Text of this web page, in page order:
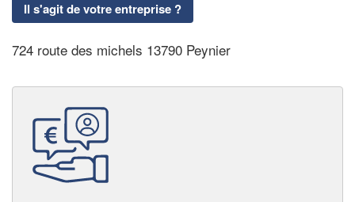
Il s'agit de votre entreprise ?
724 route des michels 13790 Peynier